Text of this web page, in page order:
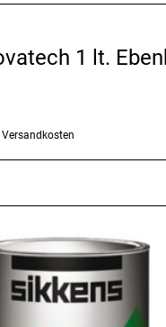
1 lt.
Versandkosten